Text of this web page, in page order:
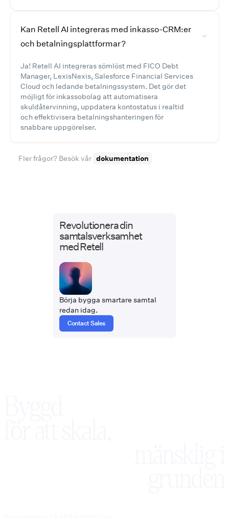
Kan Retell AI integreras med inkasso-CRM:er
och betalningsplattformar?
Ja! Retell AI integreras sömlöst med FICO Debt
Manager, LexisNexis, Salesforce Financial Services
Cloud och ledande betalningssystem. Det gör det
möjligt för inkassobolag att automatisera
skuldåtervinning, uppdatera kontostatus i realtid
och effektivisera betalningshanteringen för
snabbare uppgörelser.
Fler frågor? Besök vår dokumentation
Revolutionera din
samtalsverksamhet
med Retell
Börja bygga smartare samtal
redan idag.
Contact Sales